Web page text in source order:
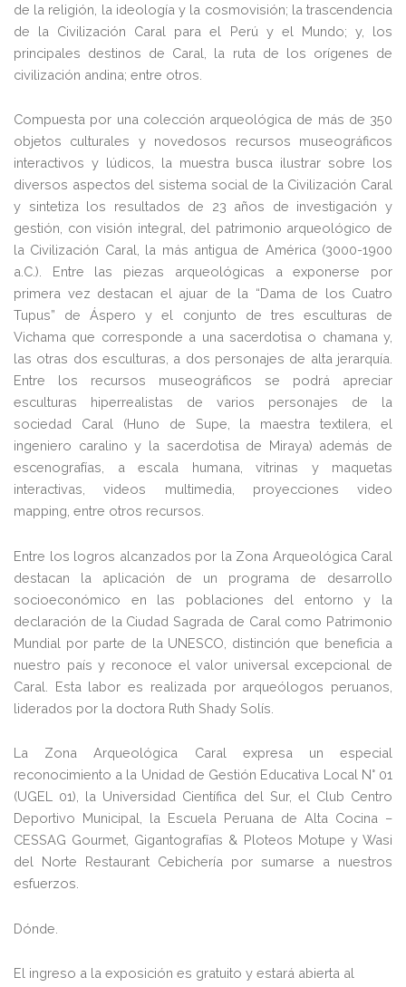
de la religión, la ideología y la cosmovisión; la trascendencia
de la Civilización Caral para el Perú y el Mundo; y, los
principales destinos de Caral, la ruta de los orígenes de
civilización andina; entre otros.
Compuesta por una colección arqueológica de más de 350
objetos culturales y novedosos recursos museográficos
interactivos y lúdicos, la muestra busca ilustrar sobre los
diversos aspectos del sistema social de la Civilización Caral
y sintetiza los resultados de 23 años de investigación y
gestión, con visión integral, del patrimonio arqueológico de
la Civilización Caral, la más antigua de América (3000-1900
a.C.). Entre las piezas arqueológicas a exponerse por
primera vez destacan el ajuar de la “Dama de los Cuatro
Tupus” de Áspero y el conjunto de tres esculturas de
Vichama que corresponde a una sacerdotisa o chamana y,
las otras dos esculturas, a dos personajes de alta jerarquía.
Entre los recursos museográficos se podrá apreciar
esculturas hiperrealistas de varios personajes de la
sociedad Caral (Huno de Supe, la maestra textilera, el
ingeniero caralino y la sacerdotisa de Miraya) además de
escenografías, a escala humana, vitrinas y maquetas
interactivas, videos multimedia, proyecciones video
mapping, entre otros recursos.
Entre los logros alcanzados por la Zona Arqueológica Caral
destacan la aplicación de un programa de desarrollo
socioeconómico en las poblaciones del entorno y la
declaración de la Ciudad Sagrada de Caral como Patrimonio
Mundial por parte de la UNESCO, distinción que beneficia a
nuestro país y reconoce el valor universal excepcional de
Caral. Esta labor es realizada por arqueólogos peruanos,
liderados por la doctora Ruth Shady Solís.
La Zona Arqueológica Caral expresa un especial
reconocimiento a la Unidad de Gestión Educativa Local N° 01
(UGEL 01), la Universidad Científica del Sur, el Club Centro
Deportivo Municipal, la Escuela Peruana de Alta Cocina –
CESSAG Gourmet, Gigantografías & Ploteos Motupe y Wasi
del Norte Restaurant Cebichería por sumarse a nuestros
esfuerzos.
Dónde.
El ingreso a la exposición es gratuito y estará abierta al